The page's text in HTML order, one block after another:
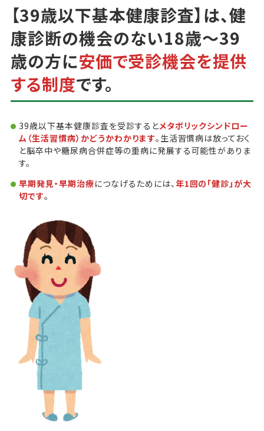
【39歳以下基本健康診査】は、健
康診断の機会のない18歳～39
歳の方に安価で受診機会を提供
する制度です。
39歳以下基本健康診査を受診するとメタボリックシンドロー
ム（生活習慣病）かどうかわかります。生活習慣病は放っておく
と脳卒中や糖尿病合併症等の重病に発展する可能性がありま
す。
早期発見・早期治療につなげるためには、 年1回の「健診」が大
切です。